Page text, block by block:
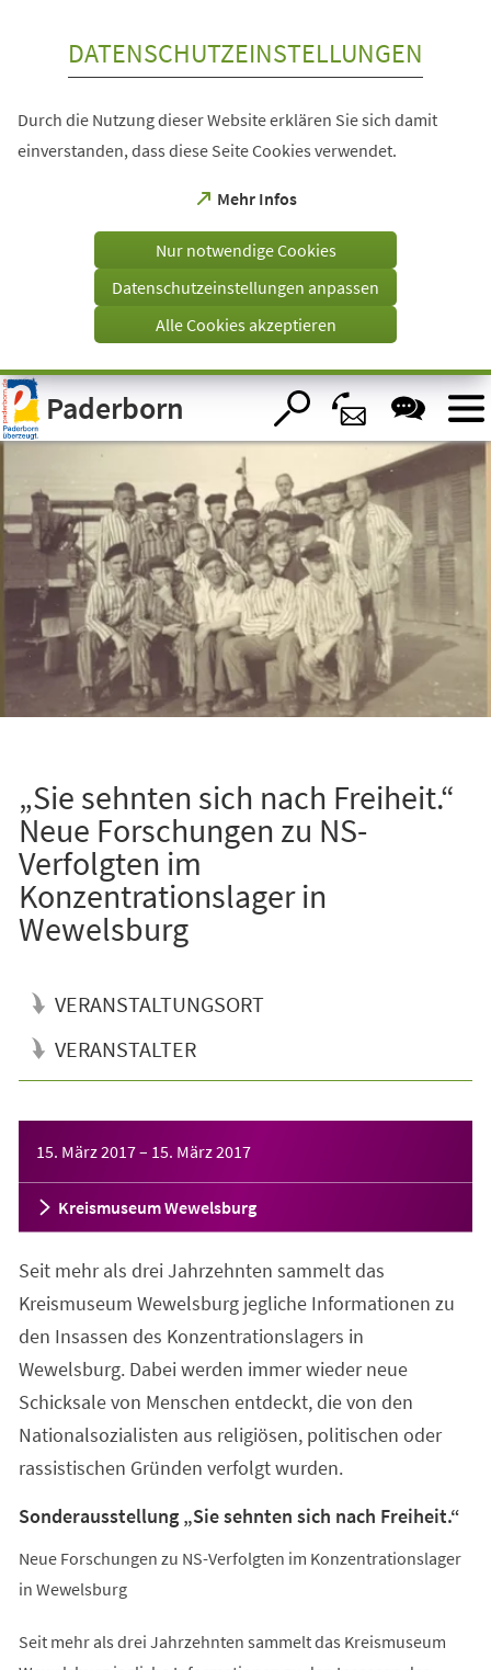
Visuelle
Assistenzsoftware
öffnen.
DATENSCHUTZEINSTELLUNGEN
Durch die Nutzung dieser Website erklären Sie sich damit
einverstanden, dass diese Seite Cookies verwendet.
Mehr Infos
(Öffnet
einem
Tab)
Nur notwendige Cookies
Datenschutzeinstellungen anpassen
Alle Cookies akzeptieren
Paderborn
„Sie sehnten sich nach Freiheit.“
Neue Forschungen zu NS-
Verfolgten im
Konzentrationslager in
Wewelsburg
VERANSTALTUNGSORT
VERANSTALTER
15. März 2017– 15. März 2017
Kreismuseum Wewelsburg
Seit mehr als drei Jahrzehnten sammelt das
Kreismuseum Wewelsburg jegliche Informationen zu
den Insassen des Konzentrationslagers in
Wewelsburg. Dabei werden immer wieder neue
Schicksale von Menschen entdeckt, die von den
Nationalsozialisten aus religiösen, politischen oder
rassistischen Gründen verfolgt wurden.
Sonderausstellung „Sie sehnten sich nach Freiheit.“
Neue Forschungen zu NS-Verfolgten im Konzentrationslager
in Wewelsburg
Seit mehr als drei Jahrzehnten sammelt das Kreismuseum